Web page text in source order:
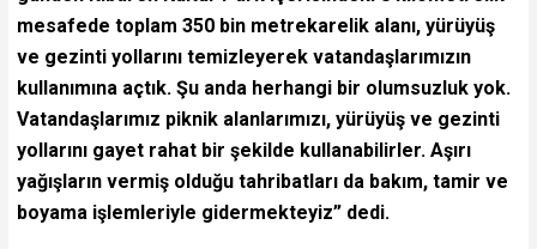
mesafede toplam 350 bin metrekarelik alanı, yürüyüş
ve gezinti yollarını temizleyerek vatandaşlarımızın
kullanımına açtık. Şu anda herhangi bir olumsuzluk yok.
Vatandaşlarımız piknik alanlarımızı, yürüyüş ve gezinti
yollarını gayet rahat bir şekilde kullanabilirler. Aşırı
yağışların vermiş olduğu tahribatları da bakım, tamir ve
boyama işlemleriyle gidermekteyiz” dedi.